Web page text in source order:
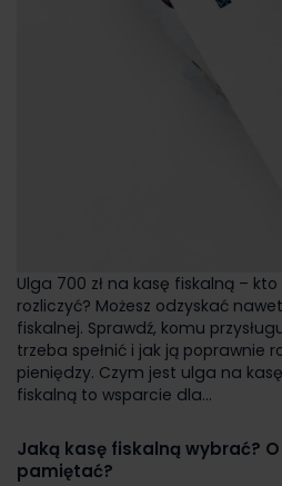
Ulga 700 zł na kasę fiskalną –
rozliczyć? Możesz odzyskać
fiskalnej. Sprawdź, komu
trzeba spełnić i jak ją poprawnie
pieniędzy. Czym jest ulga na
fiskalną to wsparcie dla...
Jaką kasę fiskalną wybrać?
pamiętać?